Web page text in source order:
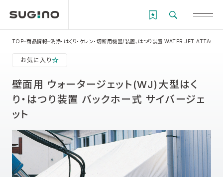
TOP 商品情報 洗浄・はくり・ケレン・切断用機器/装置、はつり装置 WATER JET
お気に入り
壁面用 ウォータージェット(WJ)大型はく
り・はつり装置 バックホー式 サイバージェ
ット